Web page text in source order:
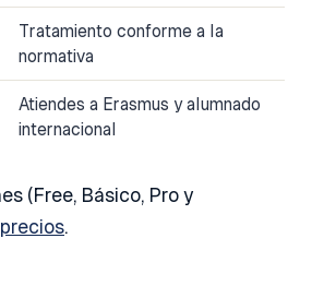
Tratamiento conforme a la
normativa
Atiendes a Erasmus y alumnado
internacional
(Free, Básico, Pro y
.